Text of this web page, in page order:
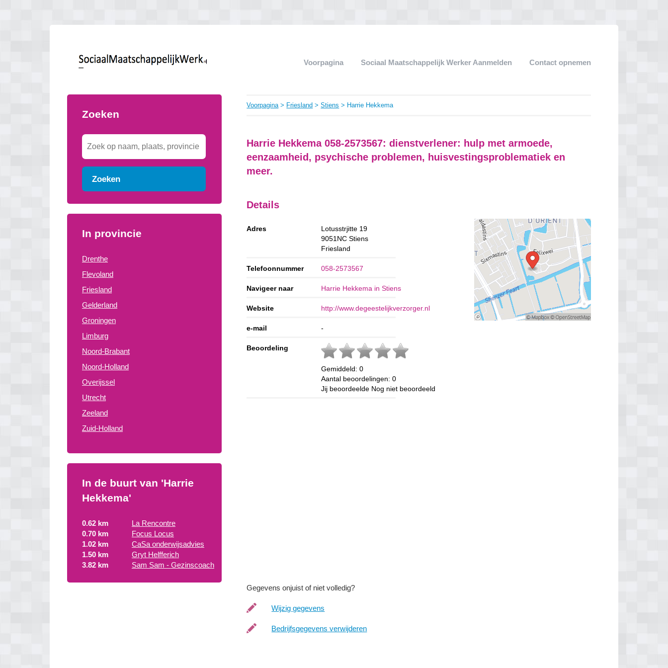
Voorpagina Sociaal Maatschappelijk Werker Aanmelden Contact opnemen
Zoeken
Zoeken
In provincie
Drenthe
Flevoland
Friesland
Gelderland
Groningen
Limburg
Noord-Brabant
Noord-Holland
Overijssel
Utrecht
Zeeland
Zuid-Holland
In de buurt van 'Harrie
Hekkema'
0.62 km
La Rencontre
0.70 km
Focus Locus
1.02 km
CaSa onderwijsadvies
1.50 km
Gryt Helfferich
3.82 km
Sam Sam - Gezinscoach
Voorpagina> Friesland >Stiens > Harrie Hekkema
Harrie Hekkema 058-2573567: dienstverlener: hulp met armoede,
eenzaamheid, psychische problemen, huisvestingsproblematiek en
meer.
Details
Adres
Lotusstrjitte 19
9051NC Stiens
Friesland
Telefoonnummer 058-2573567
Navigeer naar Harrie Hekkema in Stiens
Website http://www.degeestelijkverzorger.nl
e-mail -
Beoordeling
Gemiddeld:0
Aantal beoordelingen:0
Jij beoordeelde Nog niet beoordeeld
Gegevens onjuist of niet volledig?
Wijzig gegevens
Bedrijfsgegevens verwijderen